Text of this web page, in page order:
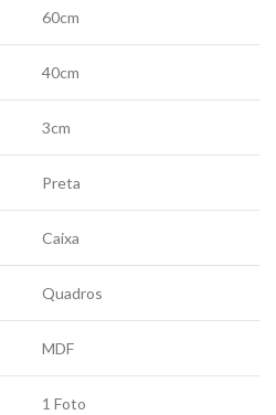
60cm
40cm
3cm
Preta
Caixa
Quadros
MDF
1 Foto